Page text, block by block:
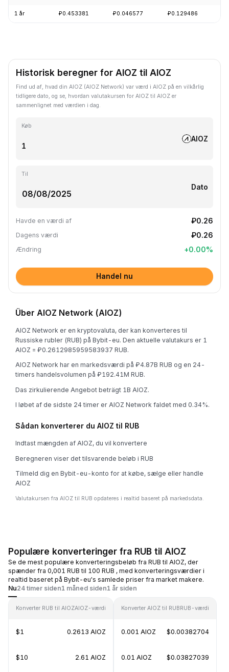
1 år ₽0.453381 ₽0.046577 ₽0.129486
Historisk beregner for AIOZ til AIOZ
Find ud af, hvad din AIOZ (AIOZ Network) var værd i AIOZ på en vilkårlig
tidligere dato, og se, hvordan valutakursen for AIOZ til AIOZ er
sammenlignet med værdien i dag.
Køb
AIOZ
Til
Dato
Havde en værdi af ₽0.26
Dagens værdi ₽0.26
Ændring +0.00%
Handel nu
Über AIOZ Network (AIOZ)
AIOZ Network er en kryptovaluta, der kan konverteres til
Russiske rubler (RUB) på Bybit-eu. Den aktuelle valutakurs er 1
AIOZ = ₽0.2612985959583937 RUB.
AIOZ Network har en markedsværdi på ₽4.87B RUB og en 24-
timers handelsvolumen på ₽192.41M RUB.
Das zirkulierende Angebot beträgt 1B AIOZ.
I løbet af de sidste 24 timer er AIOZ Network faldet med 0.34%.
Sådan konverterer du AIOZ til RUB
Indtast mængden af AIOZ, du vil konvertere
Beregneren viser det tilsvarende beløb i RUB
Tilmeld dig en Bybit-eu-konto for at købe, sælge eller handle
AIOZ
Valutakursen fra AIOZ til RUB opdateres i realtid baseret på markedsdata.
Populære konverteringer fra RUB til AIOZ
Se de mest populære konverteringsbeløb fra RUB til AIOZ, der
spænder fra 0,001 RUB til 100 RUB , med konverteringsværdier i
realtid baseret på Bybit-eu's samlede priser fra market makere.
Nu24 timer siden1 måned siden1 år siden
Konverter RUB til AIOZAIOZ-værdi
$1 0.2613 AIOZ
$10 2.61 AIOZ
Konverter AIOZ til RUBRUB-værdi
0.001 AIOZ $0.00382704
0.01 AIOZ $0.03827039